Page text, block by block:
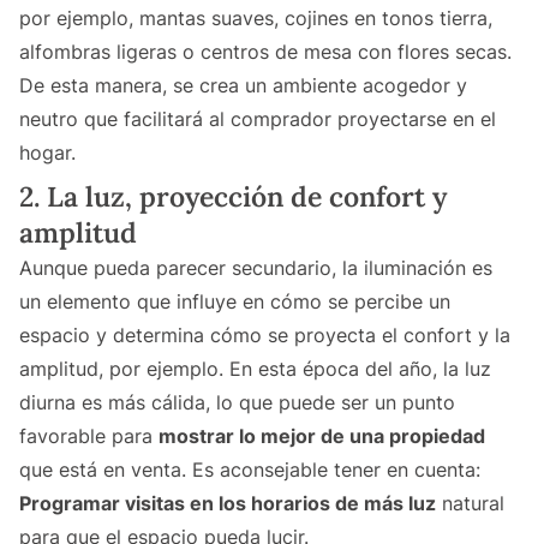
por ejemplo, mantas suaves, cojines en tonos tierra,
alfombras ligeras o centros de mesa con flores secas.
De esta manera, se crea un ambiente acogedor y
neutro que facilitará al comprador proyectarse en el
hogar.
2. La luz, proyección de confort y
amplitud
Aunque pueda parecer secundario, la iluminación es
un elemento que influye en cómo se percibe un
espacio y determina cómo se proyecta el confort y la
amplitud, por ejemplo. En esta época del año, la luz
diurna es más cálida, lo que puede ser un punto
favorable para mostrar lo mejor de una propiedad
que está en venta. Es aconsejable tener en cuenta:
Programar visitas en los horarios de más luz natural
para que el espacio pueda lucir.